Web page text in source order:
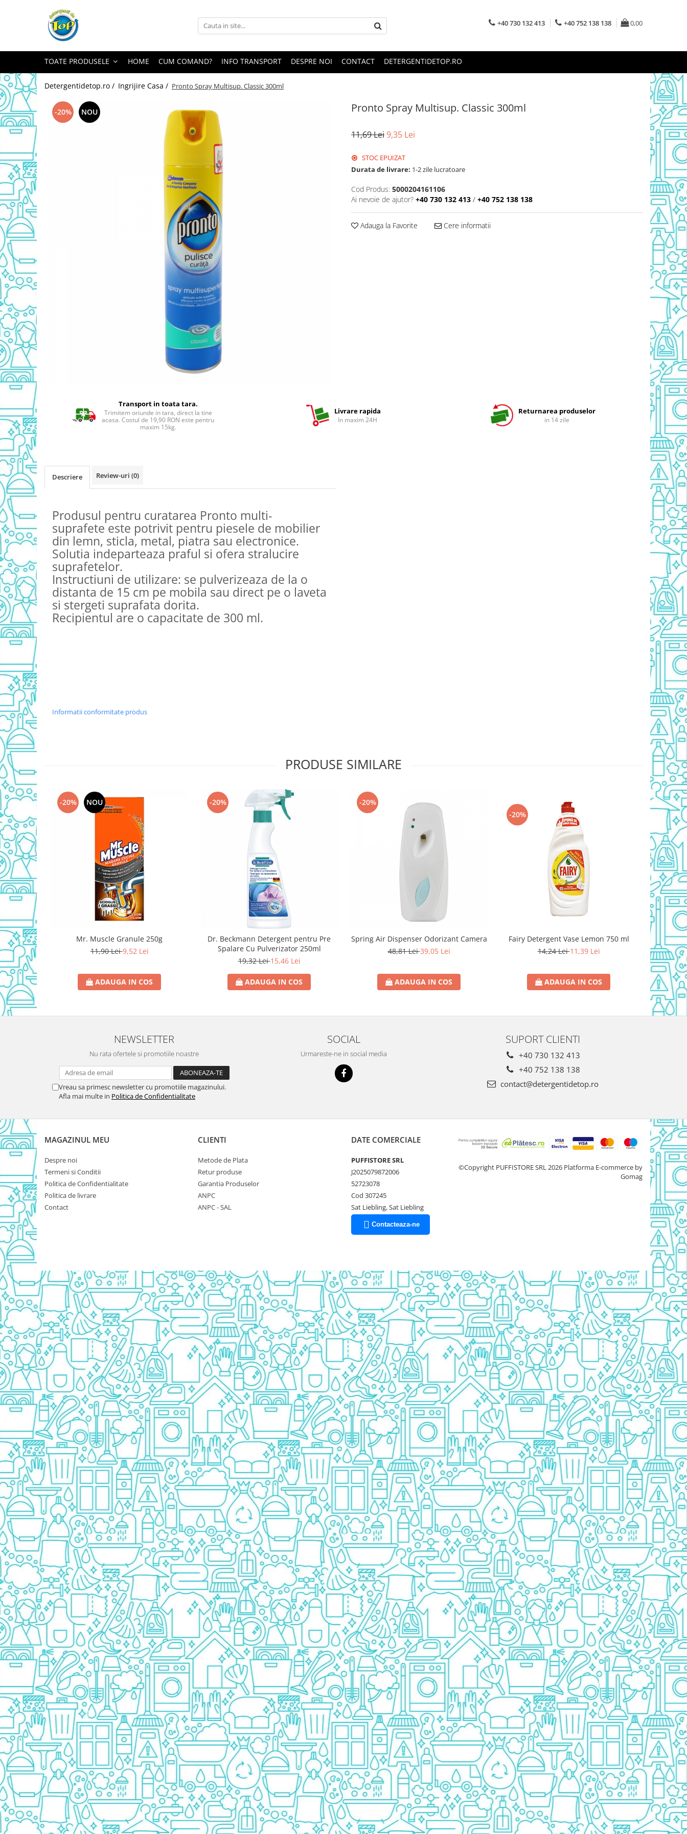
Toate Produsele
Detergenti Pudra
Detergent Lichid
Balsam De Rufe
Detergenti Curatenie Casa
Sano Detergent Pardoseli
Asevi Pardoseli
Produse Pentru Baie
Produse Pentru Bucatarie
Detergenti Curatenie Casa
Detergent Pardoseli
Detergent Geamuri
Detergent Mobila
Detergenti De Haine
Detergent Capsule
Detergent Pentru Pete
Detergent Ariel
Balsam De Rufe
Semana Balsam Rufe
Sano Maxima Balsam
Pachete Produse Curatenie
Produse Pentru Baie
Duck WC
Odorizant WC Bref
Odorizant Vas WC
Odorizant Bazin WC
Cantar
Produse Pentru Bucatarie
Detergent Vase Pentru Masina
Detergent Vase Manual
Solutie Clatire Vase
Sare Masina De Spalat
Folie Si Pungi Alimentare
Lavete Si Bureti
Curatenie Bucatarie
Pungi Ambalare / Saci Menajeri
Vase Si Accesorii
Diverse pentru bucatarie
Igiena si Dezinfectie
Cif Spray Baie
Detartrant WC
Dezinfectant Baie
Dezinfectant Bucatarie
Dezinfectant Sano
Domestos Verde
Domestos WC
Gel Antibacterian
Igienol Dezinfectant
Produse Curatenie Baie
Produse Sano Baie
Sanytol Dezinfectant
Hartie Igienica
Prosoape De Hartie Si Servetele
Prosoape de Hartie
Odorizant Camera Profesional
Odorizant Camera Electric
Odorizant Camera Air Wick
Odorizant Camera cu Betisoare
Odorizant Camera Electric
Profesional
Odorizant Camera Ambi Pur
Rezerva Odorizant Camera
Rezerva Odorizant Camera Glade
Rezerva Odorizant Camera Air Wick
Ingrijire Bebelusi
Servetele Umede Bebelusi
Suplimente Bebelusi
Lenjerii
Ingrijire Bebelusi
Scutece Pampers Bebelusi
Balsam Rufe Bebelusi
Suplimente Bebelusi
Betisoare
Detergent Bebelusi
Detergent Bebelusi Ariel
Sampon Bebelusi
Pasta de dinti *B*
Periuta De Dinti *B*
Periuta de Dinti Electrica Copii
Periuta de Dinti Oral B
Gel de Dus Bebelusi
Ingrijire Adulti
Scutece Adulti
Servetele Umede Adulti
Ingrijire Personala
Cosmetice
Absorbante
Absorbante & Tampoane
Tampoane
Pasta De Dinti
Cosmetice
Deodorante
Creme
Ingrijire Unghii
Machiaje/Pensule
Sapun
Sapun Solid
Sapun Lichid
Par
Vopsea
Sampon
Balsam/Masca
Coafura
Ustensile
Gel de Dus
Prezervative
Ingrijire Orala
Pasta De Dinti
Periuta Dinti
Apa De Gura
Ata Dentara
Creme Depilatoare
Spuma Si Geluri De Barbierit
Protectie Insecte
Betisoare de Urechi
Ingrijire Intima
Aparat de ras
Aparat de Ras Gillette
Aparate de Ras Venus
Accesorii
+40 730 132 413 +40 752 138 138 0,00
TOATE PRODUSELE HOME CUM COMAND? INFO TRANSPORT DESPRE NOI CONTACT DETERGENTIDETOP.RO
Detergentidetop.ro / Ingrijire Casa / Pronto Spray Multisup. Classic 300ml
Pronto Spray Multisup. Classic 300ml
-20% NOU
11,69 Lei9,35 Lei
STOC EPUIZAT
Durata de livrare: 1-2 zile lucratoare
Cod Produs: 5000204161106
Ai nevoie de ajutor? +40 730 132 413 / +40 752 138 138
Adauga la Favorite Cere informatii
Transport in toata tara.
Trimitem oriunde in tara, direct la tine
acasa. Costul de 19,90 RON este pentru
maxim 15kg.
Livrare rapida
In maxim 24H
Returnarea produselor
in 14 zile
Descriere Review-uri (0)
Produsul pentru curatarea Pronto multi-
suprafete este potrivit pentru piesele de mobilier
din lemn, sticla, metal, piatra sau electronice.
Solutia indeparteaza praful si ofera stralucire
suprafetelor.
Instructiuni de utilizare: se pulverizeaza de la o
distanta de 15 cm pe mobila sau direct pe o laveta
si stergeti suprafata dorita.
Recipientul are o capacitate de 300 ml.
Informatii conformitate produs
PRODUSE SIMILARE
-20% NOU
Mr. Muscle Granule 250g
11,90 Lei9,52 Lei
ADAUGA IN COS
-20%
Dr. Beckmann Detergent pentru Pre
Spalare Cu Pulverizator 250ml
19,32 Lei15,46 Lei
ADAUGA IN COS
-20%
Spring Air Dispenser Odorizant Camera
48,81 Lei39,05 Lei
ADAUGA IN COS
-20%
Fairy Detergent Vase Lemon 750 ml
14,24 Lei11,39 Lei
ADAUGA IN COS
-20%
Triumf
NEWSLETTER
Nu rata ofertele si promotiile noastre
Vreau sa primesc newsletter cu promotiile magazinului.
Afla mai multe in Politica de Confidentialitate
SOCIAL
Urmareste-ne in social media
SUPORT CLIENTI
+40 730 132 413
+40 752 138 138
contact@detergentidetop.ro
MAGAZINUL MEU
Despre noi
Termeni si Conditii
Politica de Confidentialitate
Politica de livrare
Contact
CLIENTI
Metode de Plata
Retur produse
Garantia Produselor
ANPC
ANPC - SAL
DATE COMERCIALE
PUFFISTORE SRL
J2025079872006
52723078
Cod 307245
Sat Liebling, Sat Liebling
Contacteaza-ne
©Copyright PUFFISTORE SRL 2026 Platforma E-commerce by
Gomag